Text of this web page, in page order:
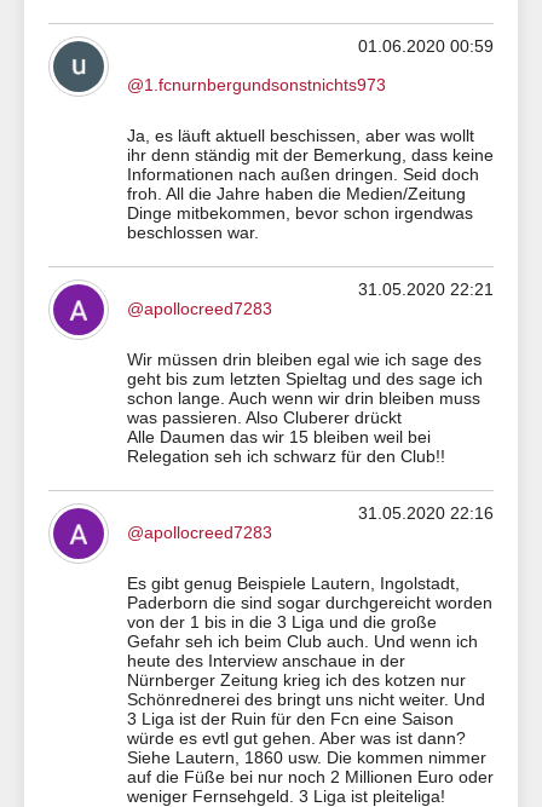
01.06.2020 00:59
@1.fcnurnbergundsonstnichts973
Ja, es läuft aktuell beschissen, aber was wollt
ihr denn ständig mit der Bemerkung, dass keine
Informationen nach außen dringen. Seid doch
froh. All die Jahre haben die Medien/Zeitung
Dinge mitbekommen, bevor schon irgendwas
beschlossen war.
31.05.2020 22:21
@apollocreed7283
Wir müssen drin bleiben egal wie ich sage des
geht bis zum letzten Spieltag und des sage ich
schon lange. Auch wenn wir drin bleiben muss
was passieren. Also Cluberer drückt
Alle Daumen das wir 15 bleiben weil bei
Relegation seh ich schwarz für den Club!!
31.05.2020 22:16
@apollocreed7283
Es gibt genug Beispiele Lautern, Ingolstadt,
Paderborn die sind sogar durchgereicht worden
von der 1 bis in die 3 Liga und die große
Gefahr seh ich beim Club auch. Und wenn ich
heute des Interview anschaue in der
Nürnberger Zeitung krieg ich des kotzen nur
Schönrednerei des bringt uns nicht weiter. Und
3 Liga ist der Ruin für den Fcn eine Saison
würde es evtl gut gehen. Aber was ist dann?
Siehe Lautern, 1860 usw. Die kommen nimmer
auf die Füße bei nur noch 2 Millionen Euro oder
weniger Fernsehgeld. 3 Liga ist pleiteliga!